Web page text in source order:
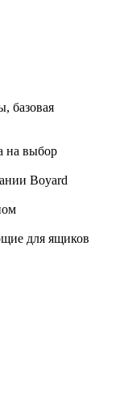
базовая
на выбор
Boyard
для ящиков